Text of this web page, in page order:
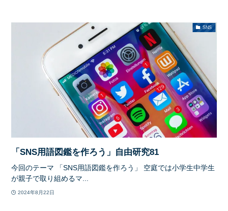
SNS
「SNS用語図鑑を作ろう」自由研究81
今回のテーマ 「SNS用語図鑑を作ろう」 空庭では小学生中学生
が親子で取り組めるマ...
2024年8月22日